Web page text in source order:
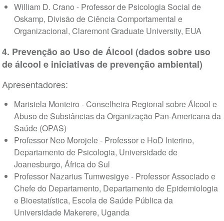
William D. Crano - Professor de Psicologia Social de
Oskamp, Divisão de Ciência Comportamental e
Organizacional, Claremont Graduate University, EUA
4. Prevenção ao Uso de Álcool (dados sobre uso
de álcool e iniciativas de prevenção ambiental)
Apresentadores:
Maristela Monteiro - Conselheira Regional sobre Álcool e
Abuso de Substâncias da Organização Pan-Americana da
Saúde (OPAS)
Professor Neo Morojele - Professor e HoD Interino,
Departamento de Psicologia, Universidade de
Joanesburgo, África do Sul
Professor Nazarius Tumwesigye - Professor Associado e
Chefe do Departamento, Departamento de Epidemiologia
e Bioestatística, Escola de Saúde Pública da
Universidade Makerere, Uganda